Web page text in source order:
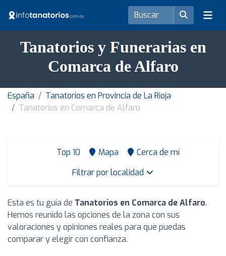
Tanatorios y Funerarias en
Comarca de Alfaro
España
Tanatorios en Provincia de La Rioja
Tanatorios en Comarca de Alfaro
Top 10 Mapa
Cerca de mí
Filtrar por localidad
Esta es tu guía de Tanatorios en Comarca de Alfaro.
Hemos reunido las opciones de la zona con sus
valoraciones y opiniones reales para que puedas
comparar y elegir con confianza.